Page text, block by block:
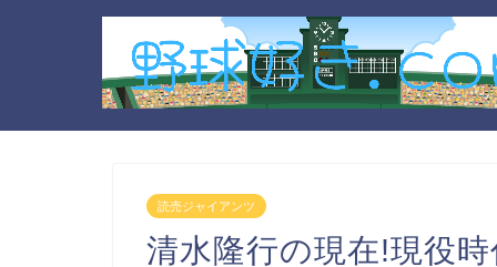
読売ジャイアンツ
清水隆行の現在!現役